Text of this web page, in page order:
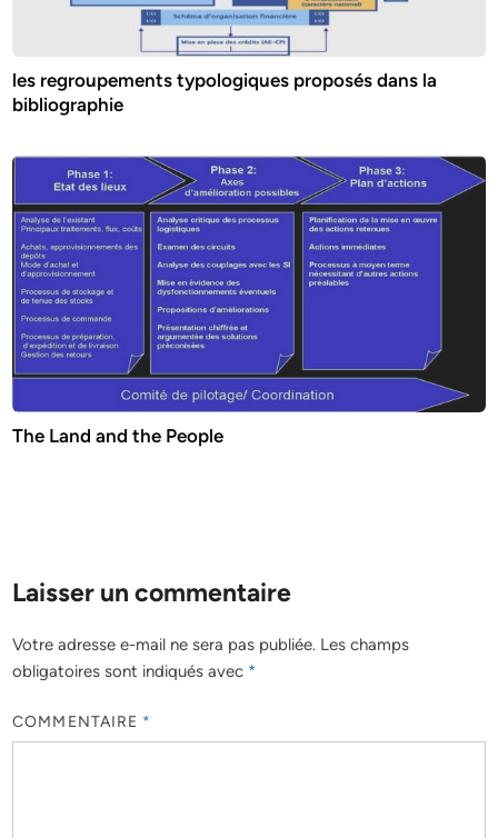
les regroupements typologiques proposés dans la
bibliographie
The Land and the People
Laisser un commentaire
Votre adresse e-mail ne sera pas publiée. Les champs
obligatoires sont indiqués avec *
COMMENTAIRE *